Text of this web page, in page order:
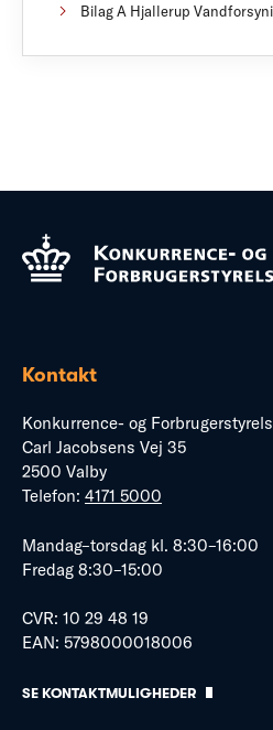
Bilag A Hjallerup
Kontakt
Konkurrence- og
Carl Jacobsens Vej 35
2500 Valby
Telefon: 4171 5000
Mandag–torsdag kl. 8:30–16:00
Fredag 8:30–15:00
CVR: 10 29 48 19
EAN: 5798000018006
SE KONTAKTMULIGHEDER